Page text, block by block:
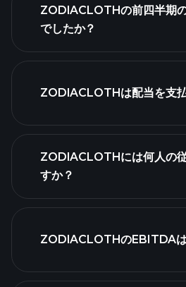
ZODIACLOTHの前四半期
でしたか？
表
ZODIACLOTHは配当を支
株
ZODIACLOTHには何人の
すか？
最大の雇
ZODIACLOTHのEBITDAは